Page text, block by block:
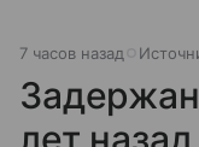
7 часов назад